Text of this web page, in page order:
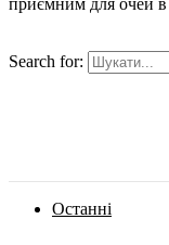
приємним для очей
Search for:
Останні